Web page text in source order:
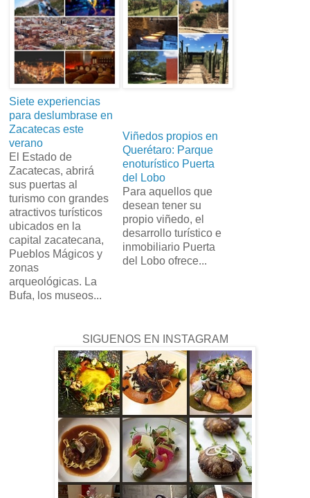
Siete experiencias
para deslumbrase en
Zacatecas este
verano
El Estado de
Zacatecas, abrirá
sus puertas al
turismo con grandes
atractivos turísticos
ubicados en la
capital zacatecana,
Pueblos Mágicos y
zonas
arqueológicas. La
Bufa, los museos...
Viñedos propios en
Querétaro: Parque
enoturístico Puerta
del Lobo
Para aquellos que
desean tener su
propio viñedo, el
desarrollo turístico e
inmobiliario Puerta
del Lobo ofrece...
SIGUENOS EN INSTAGRAM